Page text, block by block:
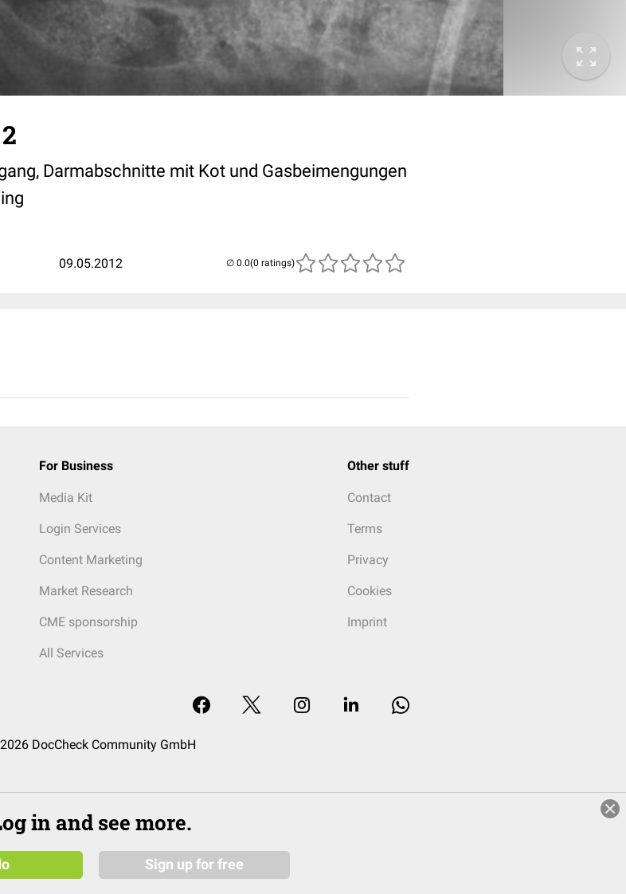
Darmabschnitte mit Kot und Gasbeimengungen
09.05.2012 (0 ratings)
For Business
Media Kit
Login Services
Content Marketing
Market Research
CME sponsorship
All Services
Other stuff
Contact
Terms
Privacy
Cookies
Imprint
DocCheck Community GmbH
in and see more.
Sign up for free